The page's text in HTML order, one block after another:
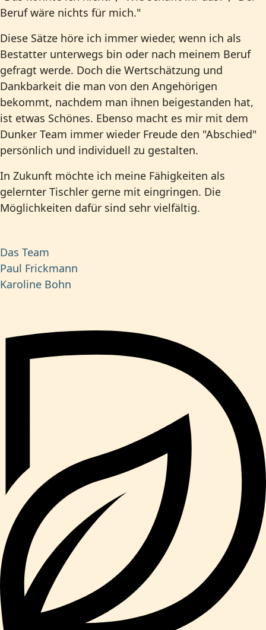
Beruf wäre nichts für mich."
Diese Sätze höre ich immer wieder, wenn ich als
Bestatter unterwegs bin oder nach meinem Beruf
gefragt werde. Doch die Wertschätzung und
Dankbarkeit die man von den Angehörigen
bekommt, nachdem man ihnen beigestanden hat,
ist etwas Schönes. Ebenso macht es mir mit dem
Dunker Team immer wieder Freude den "Abschied"
persönlich und individuell zu gestalten.
In Zukunft möchte ich meine Fähigkeiten als
gelernter Tischler gerne mit eingringen. Die
Möglichkeiten dafür sind sehr vielfältig.
Das Team
Paul Frickmann
Karoline Bohn